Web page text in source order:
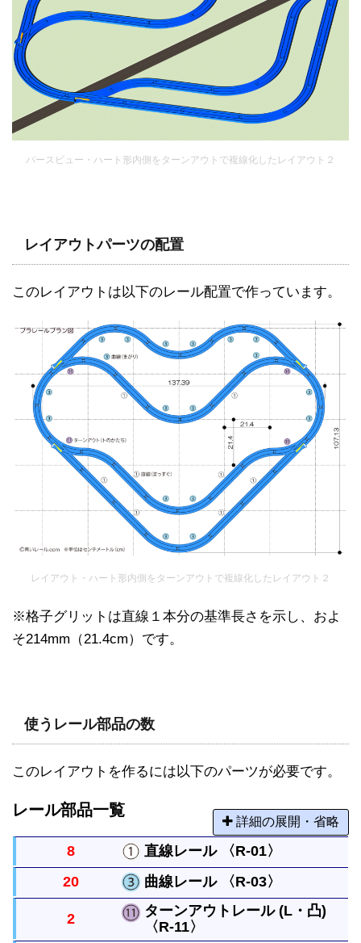
パースビュー・ハート形内側をターンアウトで複線化したレイアウト２
レイアウトパーツの配置
このレイアウトは以下のレール配置で作っています。
レイアウト・ハート形内側をターンアウトで複線化したレイアウト２
※格子グリットは直線１本分の基準長さを示し、およ
そ214mm（21.4cm）です。
使うレール部品の数
このレイアウトを作るには以下のパーツが必要です。
レール部品一覧
詳細の展開・省略
8 直線レール 〈R-01〉
まっすぐなレールですべてのレールの基本になる長
さです。
20 曲線レール 〈R-03〉
曲がったレールで半径は直線レール１本と同じで
2
ターンアウトレール (L・凸)
〈R-11〉